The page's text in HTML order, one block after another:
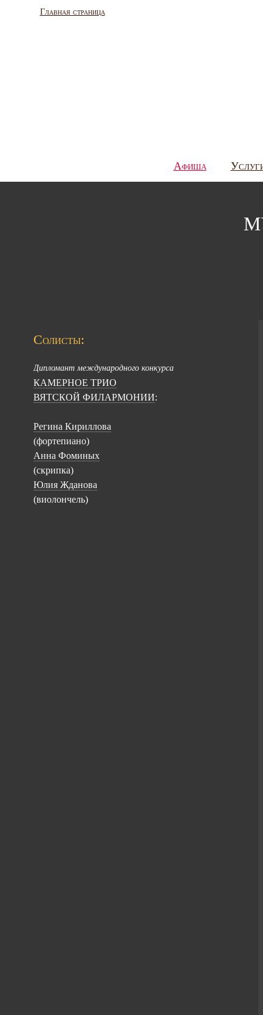
Главная страница
Афиша
Солисты:
Дипломант международного конкурса
КАМЕРНОЕ ТРИО
ВЯТСКОЙ ФИЛАРМОНИИ:
Регина Кириллова
(фортепиано)
Анна Фоминых
(скрипка)
Юлия Жданова
(виолончель)